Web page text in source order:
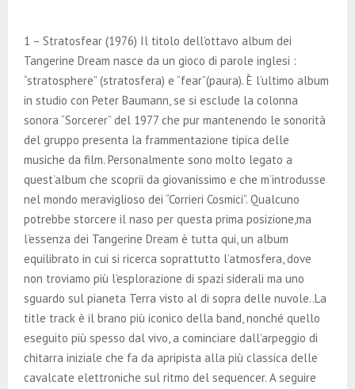
1 – Stratosfear (1976) Il titolo dell’ottavo album dei
Tangerine Dream nasce da un gioco di parole inglesi :
“stratosphere” (stratosfera) e “fear”(paura). È l’ultimo album
in studio con Peter Baumann, se si esclude la colonna
sonora “Sorcerer” del 1977 che pur mantenendo le sonorità
del gruppo presenta la frammentazione tipica delle
musiche da film. Personalmente sono molto legato a
quest’album che scoprii da giovanissimo e che m’introdusse
nel mondo meraviglioso dei “Corrieri Cosmici”. Qualcuno
potrebbe storcere il naso per questa prima posizione,ma
l’essenza dei Tangerine Dream è tutta qui, un album
equilibrato in cui si ricerca soprattutto l’atmosfera, dove
non troviamo più l’esplorazione di spazi siderali ma uno
sguardo sul pianeta Terra visto al di sopra delle nuvole..La
title track è il brano più iconico della band, nonché quello
eseguito più spesso dal vivo, a cominciare dall’arpeggio di
chitarra iniziale che fa da apripista alla più classica delle
cavalcate elettroniche sul ritmo del sequencer. A seguire